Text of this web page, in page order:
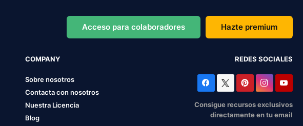
Acceso para colaboradores Hazte premium
COMPANY
Sobre nosotros
Contacta con nosotros
Nuestra Licencia
Blog
REDES SOCIALES
Consigue recursos exclusivos
directamente en tu email